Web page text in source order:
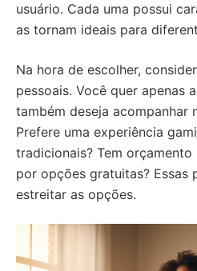
usuário. Cada uma possui
as tornam ideais para
Na hora de escolher,
pessoais. Você quer apenas
também deseja acompanhar
Prefere uma experiência
tradicionais? Tem
por opções gratuitas? Essas
estreitar as opções.